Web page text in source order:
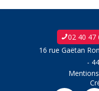
02 40 47
16 rue Gaëtan
-